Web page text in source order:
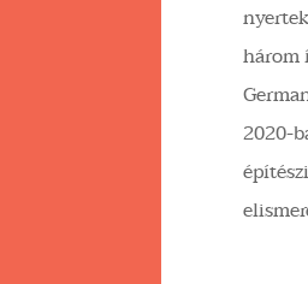
három
2020-